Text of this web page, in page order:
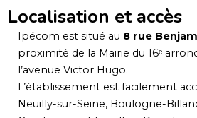
Localisation et accès
Ipécom est situé au 8 rue
proximité de la Mairie du 16ᵉ
l’avenue Victor Hugo.
L’établissement est facilement
Neuilly-sur-Seine, Boulogne-